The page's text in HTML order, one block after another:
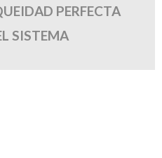
PERFECTA
SISTEMA